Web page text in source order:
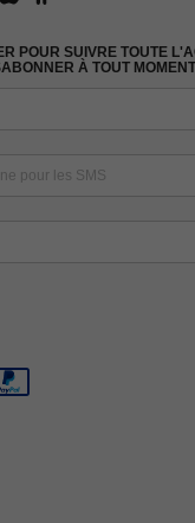
POUR SUIVRE TOUTE
À TOUT